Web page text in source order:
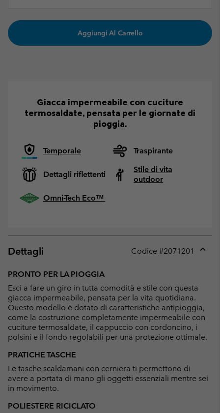
Aggiungi Al Carrello
Giacca impermeabile con cuciture
termosaldate, pensata per le giornate di
pioggia.
Temporale Traspirante
Dettagli riflettenti
Stile di vita
outdoor
Omni-Tech Eco™
Dettagli Codice #2071201
PRONTO PER LA PIOGGIA
Esci a fare un giro in tutta comodità e stile con questa
giacca impermeabile, pensata per la vita quotidiana.
Questo modello è dotato di caratteristiche antipioggia,
come la costruzione completamente impermeabile con
cuciture termosaldate, il cappuccio con cordoncino, i
polsini e il fondo regolabili per una protezione ottimale.
PRATICHE TASCHE
Le tasche scaldamani con cerniera ti permettono di
avere a portata di mano gli oggetti essenziali mentre sei
in movimento.
POLIESTERE RICICLATO